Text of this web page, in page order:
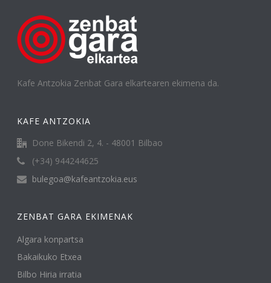
Kafe Antzokia Zenbat Gara elkartearen ekimena da.
KAFE ANTZOKIA
Done Bikendi 2, 4. - 48001 Bilbao
(+34) 944244625
bulegoa@kafeantzokia.eus
ZENBAT GARA EKIMENAK
Algara konpartsa
Bakaikuko Etxea
Bilbo Hiria irratia